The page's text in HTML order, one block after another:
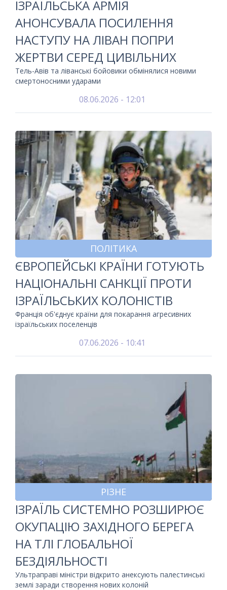
ІЗРАЇЛЬСЬКА АРМІЯ
АНОНСУВАЛА ПОСИЛЕННЯ
НАСТУПУ НА ЛІВАН ПОПРИ
ЖЕРТВИ СЕРЕД ЦИВІЛЬНИХ
Тель-Авів та ліванські бойовики обмінялися новими
смертоносними ударами
08.06.2026 - 12:01
ПОЛІТИКА
ЄВРОПЕЙСЬКІ КРАЇНИ ГОТУЮТЬ
НАЦІОНАЛЬНІ САНКЦІЇ ПРОТИ
ІЗРАЇЛЬСЬКИХ КОЛОНІСТІВ
Франція об'єднує країни для покарання агресивних
ізраїльських поселенців
07.06.2026 - 10:41
РІЗНЕ
ІЗРАЇЛЬ СИСТЕМНО РОЗШИРЮЄ
ОКУПАЦІЮ ЗАХІДНОГО БЕРЕГА
НА ТЛІ ГЛОБАЛЬНОЇ
БЕЗДІЯЛЬНОСТІ
Ультраправі міністри відкрито анексують палестинські
землі заради створення нових колоній